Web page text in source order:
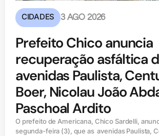
CIDADES 3 AGO 2026
Prefeito Chico anuncia
recuperação asfáltica
avenidas Paulista,
Boer, Nicolau João
Paschoal Ardito
O prefeito de Americana, Chico Sardelli,
segunda-feira (3), que as avenidas Paulista,